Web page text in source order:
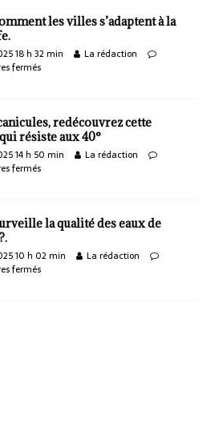
les villes s’adaptent à la
18 h 32 min
La rédaction
fermés
redécouvrez cette
résiste aux 40°
14 h 50 min
La rédaction
fermés
la qualité des eaux de
10 h 02 min
La rédaction
fermés